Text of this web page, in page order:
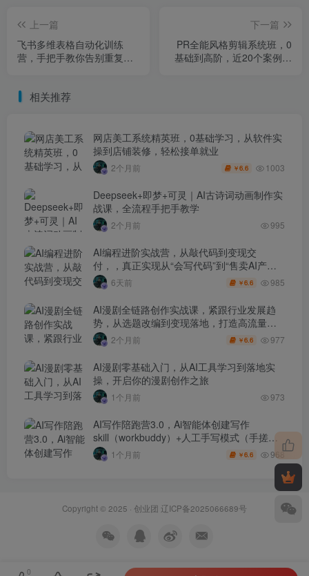
上一篇
飞书多维表格自动化训练
营，手把手教你告别重复处
下一篇
PR全能风格剪辑系统班，0
基础到高阶，近20个案例一
相关推荐
网店美工系统精英班，0基础学习，从软件实
操到店铺装修，轻松接单就业
2个月前 ￥6.6 1003
Deepseek+即梦+可灵｜AI古诗词动画制作实
战课，全流程手把手教学
2个月前 995
AI编程进阶实战营，从敲代码到变现交
付，，真正实现从“会写代码”到“售卖AI产品
盈利”的跨越
6天前 ￥6.6 985
AI漫剧全链路创作实战课，紧跟行业发展趋
势，从选题改编到变现落地，打造高流量优
质作品2个月前 ￥6.6 977
AI漫剧零基础入门，从AI工具学习到落地实
操，开启你的漫剧创作之旅
1个月前 973
AI写作陪跑营3.0，Ai智能体创建写作
skill（workbuddy）+人工手写模式（手搓模
式），去除AI痕迹（头条号、公众号、百家
号）
1个月前 ￥6.6 968
Copyright © 2025 · 创业团 辽ICP备2025066689号
0